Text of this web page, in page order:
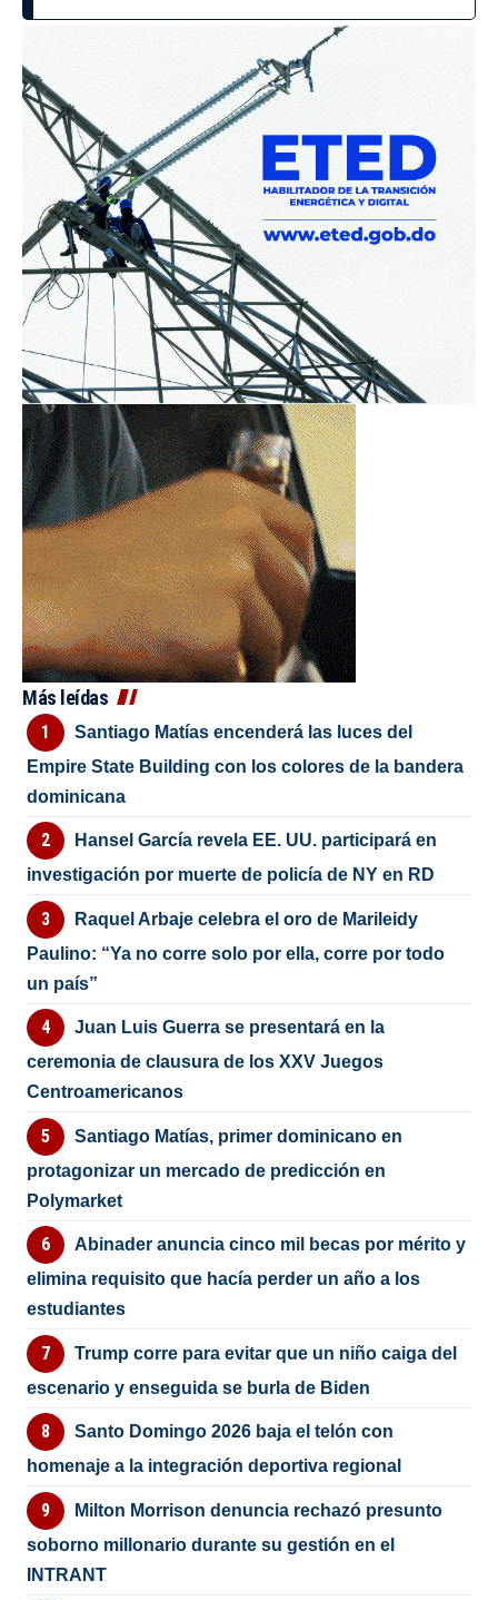
Más leídas
Santiago Matías encenderá las luces del
Empire State Building con los colores de la bandera
dominicana
Hansel García revela EE. UU. participará en
investigación por muerte de policía de NY en RD
Raquel Arbaje celebra el oro de Marileidy
Paulino: “Ya no corre solo por ella, corre por todo
un país”
Juan Luis Guerra se presentará en la
ceremonia de clausura de los XXV Juegos
Centroamericanos
Santiago Matías, primer dominicano en
protagonizar un mercado de predicción en
Polymarket
Abinader anuncia cinco mil becas por mérito y
elimina requisito que hacía perder un año a los
estudiantes
Trump corre para evitar que un niño caiga del
escenario y enseguida se burla de Biden
Santo Domingo 2026 baja el telón con
homenaje a la integración deportiva regional
Milton Morrison denuncia rechazó presunto
soborno millonario durante su gestión en el
INTRANT